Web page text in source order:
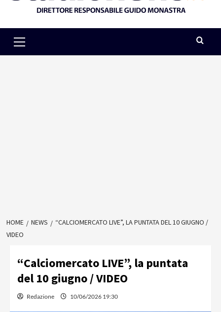
Menu
HOME NEWS
“CALCIOMERCATO LIVE”, LA PUNTATA DEL 10 GIUGNO /
VIDEO
“Calciomercato LIVE”, la puntata
del 10 giugno / VIDEO
Redazione 10/06/2026 19:30